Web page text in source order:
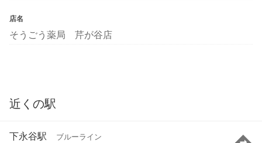
店名
そうごう薬局 芹が谷店
近くの駅
下永谷駅 ブルーライン